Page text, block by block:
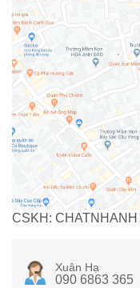
CSKH: CHATNHANH
Xuân Hạ
090 6863 365